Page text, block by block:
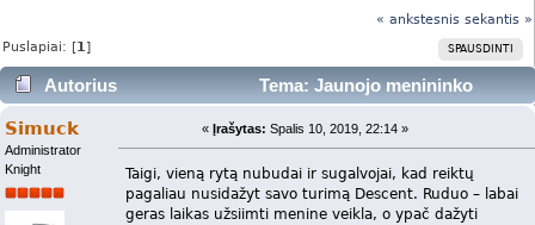
« ankstesnis sekantis »
SPAUSDINTI
Puslapiai: [1 ]
Autorius
Tema: Jaunojo menininko
pradžiamokslis (Skaityta 10416 kartus)
Simuck
Administrator
Knight
« Įrašytas: Spalis 10, 2019, 22:14 »
Taigi, vieną rytą nubudai ir sugalvojai, kad reiktų
pagaliau nusidažyt savo turimą Descent. Ruduo – labai
geras laikas užsiimti menine veikla, o ypač dažyti